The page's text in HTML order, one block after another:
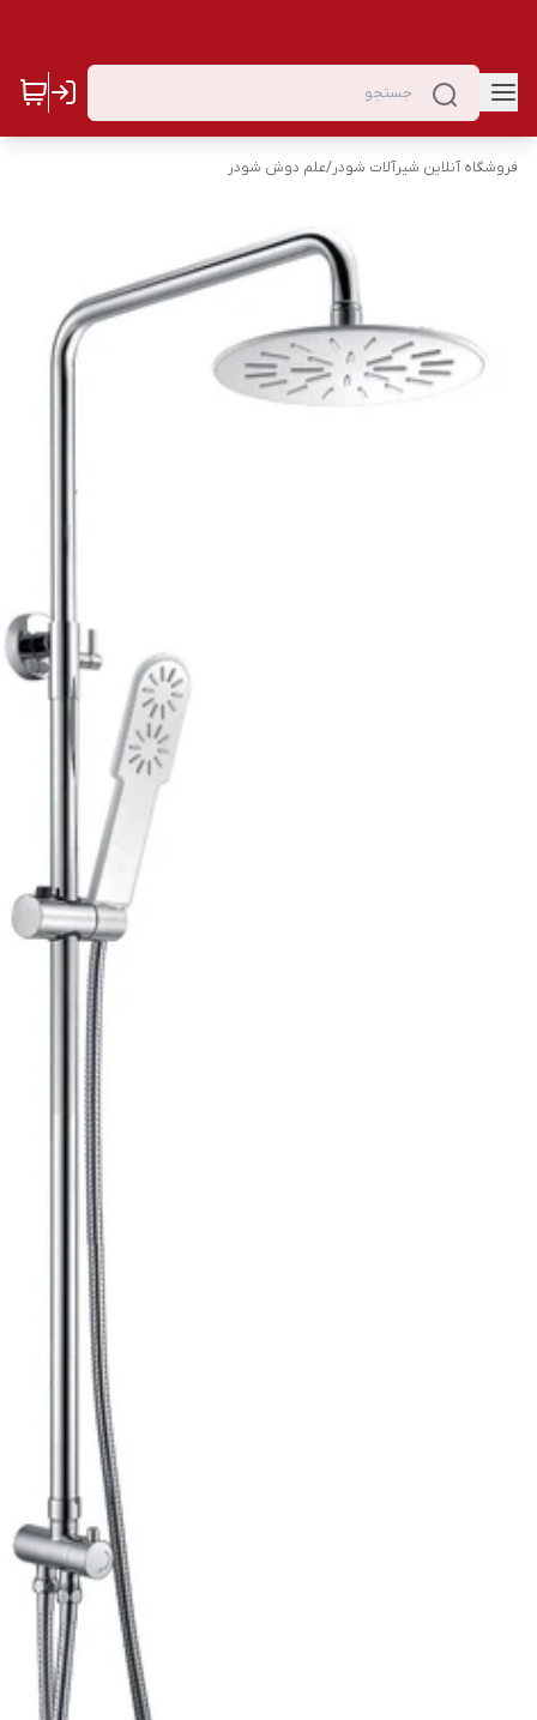
فروشگاه آنلاین شیرآلات شودر/علم دوش شودر